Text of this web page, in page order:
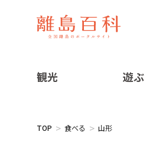
観光 遊ぶ
TOP 食べる 山形